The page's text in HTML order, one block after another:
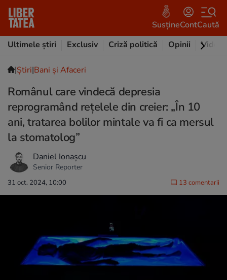
SusțineContCaută
Ultimele știri
Exclusiv Criză politică Opinii Video
|Ştiri|Bani și Afaceri
Românul care vindecă depresia
reprogramând rețelele din creier: „În 10
ani, tratarea bolilor mintale va fi ca mersul
la stomatolog”
Daniel Ionașcu
Senior Reporter
31 oct. 2024, 10:00 13 comentarii